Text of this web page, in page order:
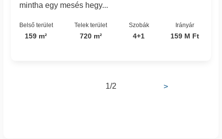
mintha egy mesés hegy...
Belső terület
159 m²
Telek terület
720 m²
Szobák
4+1
Irányár
159 M Ft
1/2 >